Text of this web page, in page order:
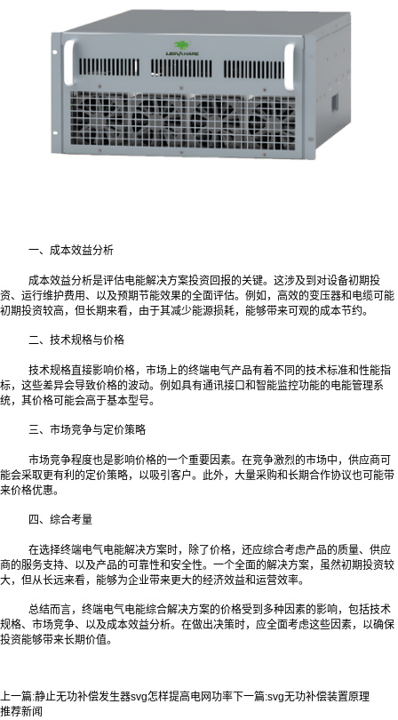
一、成本效益分析
成本效益分析是评估电能解决方案投资回报的关键。这涉及到对设备初期投
资、运行维护费用、以及预期节能效果的全面评估。例如，高效的变压器和电缆可能
初期投资较高，但长期来看，由于其减少能源损耗，能够带来可观的成本节约。
二、技术规格与价格
技术规格直接影响价格，市场上的终端电气产品有着不同的技术标准和性能指
标，这些差异会导致价格的波动。例如具有通讯接口和智能监控功能的电能管理系
统，其价格可能会高于基本型号。
三、市场竞争与定价策略
市场竞争程度也是影响价格的一个重要因素。在竞争激烈的市场中，供应商可
能会采取更有利的定价策略，以吸引客户。此外，大量采购和长期合作协议也可能带
来价格优惠。
四、综合考量
在选择终端电气电能解决方案时，除了价格，还应综合考虑产品的质量、供应
商的服务支持、以及产品的可靠性和安全性。一个全面的解决方案，虽然初期投资较
大，但从长远来看，能够为企业带来更大的经济效益和运营效率。
总结而言，终端电气电能综合解决方案的价格受到多种因素的影响，包括技术
规格、市场竞争、以及成本效益分析。在做出决策时，应全面考虑这些因素，以确保
投资能够带来长期价值。‍
上一篇:静止无功补偿发生器svg怎样提高电网功率 下一篇:svg无功补偿装置原理
推荐新闻